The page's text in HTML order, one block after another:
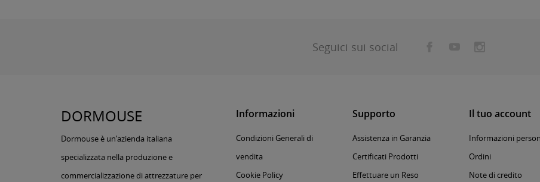
Seguici sui social
DORMOUSE
Dormouse è un’azienda italiana
specializzata nella produzione e
commercializzazione di attrezzature per
Informazioni
Condizioni Generali di
vendita
Cookie Policy
Supporto
Assistenza in Garanzia
Certificati Prodotti
Effettuare un Reso
Il tuo account
Informazioni
Ordini
Note di credito